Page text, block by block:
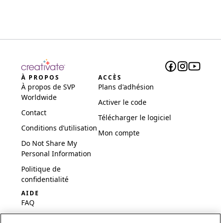
À PROPOS
À propos de SVP
Worldwide
Contact
Conditions d’utilisation
Do Not Share My
Personal Information
Politique de
confidentialité
ACCÈS
Plans d'adhésion
Activer le code
Télécharger le logiciel
Mon compte
AIDE
FAQ